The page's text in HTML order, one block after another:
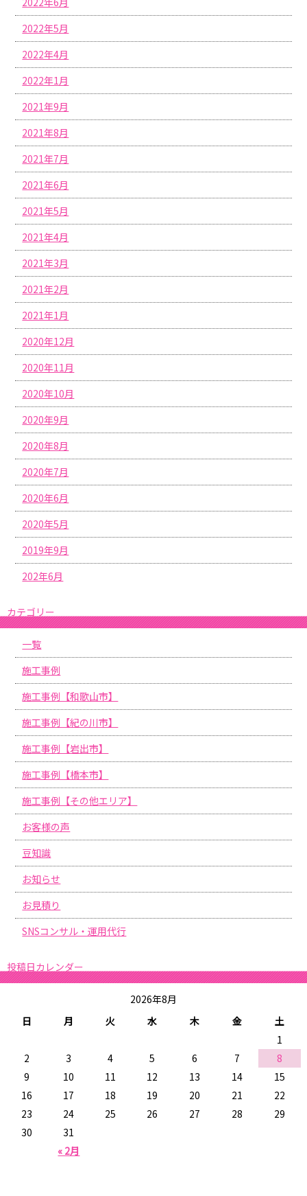
2022年5月
2022年4月
2022年1月
2021年9月
2021年8月
2021年7月
2021年6月
2021年5月
2021年4月
2021年3月
2021年2月
2021年1月
2020年12月
2020年11月
2020年10月
2020年9月
2020年8月
2020年7月
2020年6月
2020年5月
2019年9月
202年6月
カテゴリー
一覧
施工事例
施工事例【和歌山市】
施工事例【紀の川市】
施工事例【岩出市】
施工事例【橋本市】
施工事例【その他エリア】
お客様の声
豆知識
お知らせ
お見積り
SNSコンサル・運用代行
投稿日カレンダー
2026年8月
日
月 火 水 木 金 土
« 2月
1
2
3 4 5 6 7
8
9
10 11 12 13 14
15
16
17 18 19 20 21
22
23
24 25 26 27 28
29
30
31